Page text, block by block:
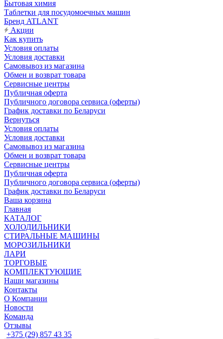
Бытовая химия
Таблетки для посудомоечных машин
Бренд ATLANT
Акции
Как купить
Условия оплаты
Условия доставки
Самовывоз из магазина
Обмен и возврат товара
Сервисные центры
Публичная оферта
Публичного договора сервиса (оферты)
График доставки по Беларуси
Вернуться
Условия оплаты
Условия доставки
Самовывоз из магазина
Обмен и возврат товара
Сервисные центры
Публичная оферта
Публичного договора сервиса (оферты)
График доставки по Беларуси
Ваша корзина
Главная
КАТАЛОГ
ХОЛОДИЛЬНИКИ
СТИРАЛЬНЫЕ МАШИНЫ
МОРОЗИЛЬНИКИ
ЛАРИ
ТОРГОВЫЕ
КОМПЛЕКТУЮЩИЕ
Наши магазины
Контакты
О Компании
Новости
Команда
Отзывы
+375 (29) 857 43 35